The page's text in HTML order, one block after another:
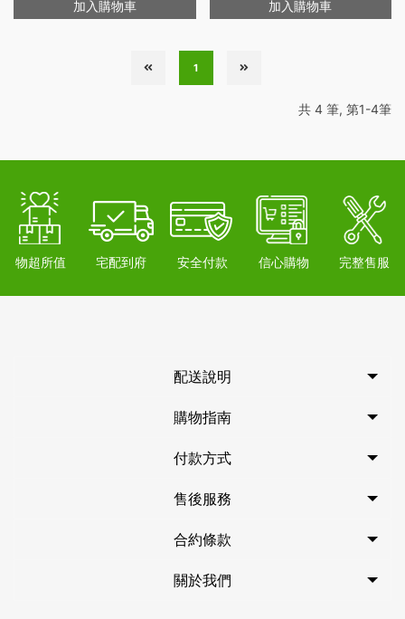
加入購物車 加入購物車
1
共 4 筆, 第1-4筆
物超所值 宅配到府 安全付款 信心購物 完整售服
配送說明
購物指南
付款方式
售後服務
合約條款
關於我們